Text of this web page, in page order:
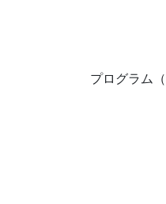
プログラム（